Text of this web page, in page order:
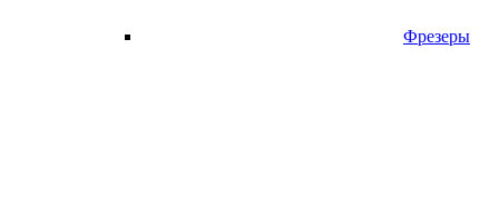
Фрезеры